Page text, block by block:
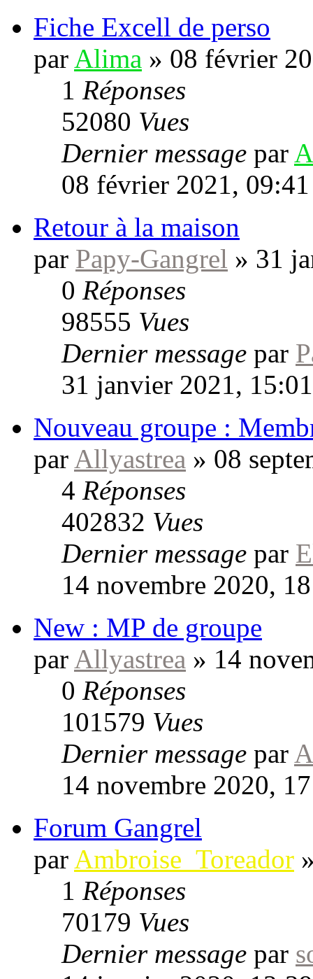
Fiche Excell de perso
par Alima » 08 février
1 Réponses
52080 Vues
Dernier message par
08 février 2021, 09:41
Retour à la maison
par Papy-Gangrel » 31
0 Réponses
98555 Vues
Dernier message par
31 janvier 2021, 15:01
Nouveau groupe :
par Allyastrea » 08
4 Réponses
402832 Vues
Dernier message par
14 novembre 2020,
New : MP de groupe
par Allyastrea » 14
0 Réponses
101579 Vues
Dernier message par
14 novembre 2020,
Forum Gangrel
par Ambroise_Toreador
1 Réponses
70179 Vues
Dernier message par